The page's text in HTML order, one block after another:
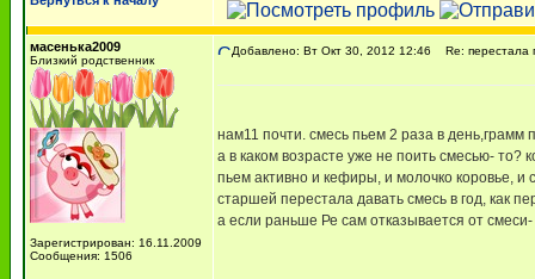
масенька2009
Близкий родственник
Зарегистрирован: 16.11.2009
Сообщения: 1506
Добавлено: Вт Окт 30, 2012 12:46 Re: перестала
нам11 почти. смесь пьем 2 раза в
а в каком возрасте уже не поить смесью- то?
пьем активно и кефиры, и молочко коровье, и
старшей перестала давать смесь в год, как
а если раньше Ре сам отказывается от